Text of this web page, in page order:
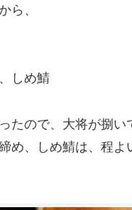
ら、
しめ鯖
たので、大将が捌
め、しめ鯖は、程